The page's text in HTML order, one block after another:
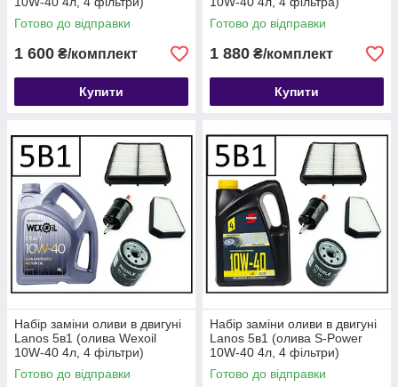
Готово до відправки
1 600 ₴/комплект
Купити
Готово до відправки
1 880 ₴/комплект
Купити
Набір заміни оливи в двигуні
Lanos 5в1 (олива Wexoil
10W-40 4л, 4 фільтри)
Готово до відправки
Набір заміни оливи в двигуні
Lanos 5в1 (олива S-Power
10W-40 4л, 4 фільтри)
Готово до відправки